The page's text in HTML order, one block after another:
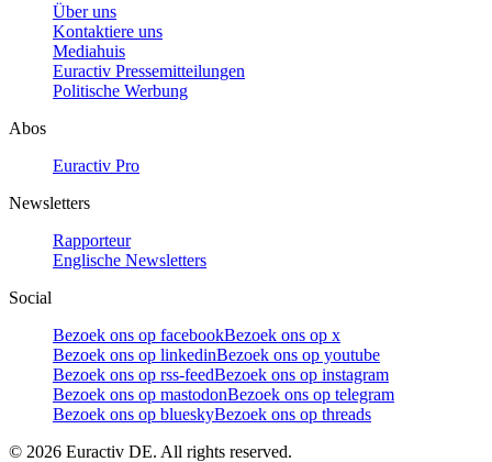
Über uns
Kontaktiere uns
Mediahuis
Euractiv Pressemitteilungen
Politische Werbung
Abos
Euractiv Pro
Newsletters
Rapporteur
Englische Newsletters
Social
Bezoek ons op facebookBezoek ons op x
Bezoek ons op linkedinBezoek ons op youtube
Bezoek ons op rss-feedBezoek ons op instagram
Bezoek ons op mastodonBezoek ons op telegram
Bezoek ons op blueskyBezoek ons op threads
© 2026 Euractiv DE. All rights reserved.